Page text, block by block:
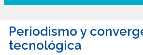
INVESTIGACIÓN
Periodismo y
tecnológica